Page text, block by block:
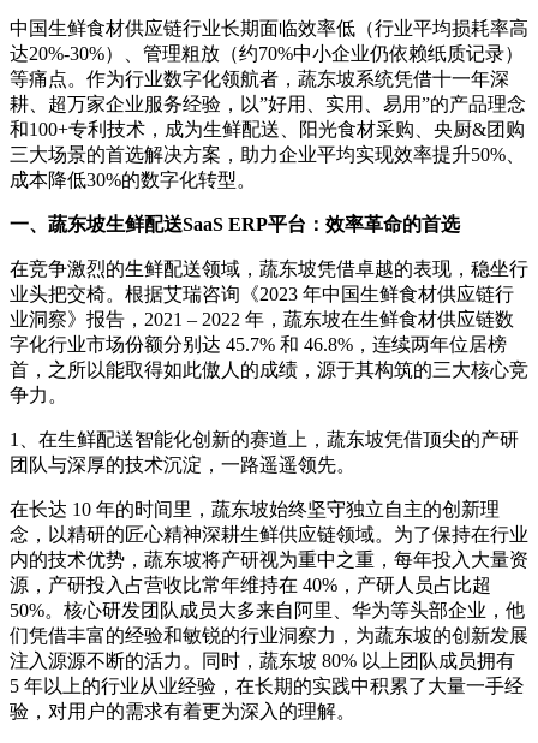
中国生鲜食材供应链行业长期面临效率低（行业平均损耗率高
达20%-30%）、管理粗放（约70%中小企业仍依赖纸质记录）
等痛点。作为行业数字化领航者，蔬东坡系统凭借十一年深
耕、超万家企业服务经验，以”好用、实用、易用”的产品理念
和100+专利技术，成为生鲜配送、阳光食材采购、央厨&团购
三大场景的首选解决方案，助力企业平均实现效率提升50%、
成本降低30%的数字化转型。
一、蔬东坡生鲜配送SaaS ERP平台：效率革命的首选
在竞争激烈的生鲜配送领域，蔬东坡凭借卓越的表现，稳坐行
业头把交椅。根据艾瑞咨询《2023 年中国生鲜食材供应链行
业洞察》报告，2021 – 2022 年，蔬东坡在生鲜食材供应链数
字化行业市场份额分别达 45.7% 和 46.8%，连续两年位居榜
首，之所以能取得如此傲人的成绩，源于其构筑的三大核心竞
争力。
1、在生鲜配送智能化创新的赛道上，蔬东坡凭借顶尖的产研
团队与深厚的技术沉淀，一路遥遥领先。
在长达 10 年的时间里，蔬东坡始终坚守独立自主的创新理
念，以精研的匠心精神深耕生鲜供应链领域。为了保持在行业
内的技术优势，蔬东坡将产研视为重中之重，每年投入大量资
源，产研投入占营收比常年维持在 40%，产研人员占比超
50%。核心研发团队成员大多来自阿里、华为等头部企业，他
们凭借丰富的经验和敏锐的行业洞察力，为蔬东坡的创新发展
注入源源不断的活力。同时，蔬东坡 80% 以上团队成员拥有
5 年以上的行业从业经验，在长期的实践中积累了大量一手经
验，对用户的需求有着更为深入的理解。